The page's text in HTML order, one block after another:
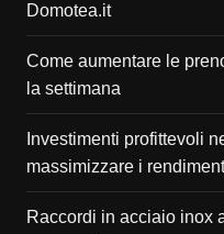
Domotea.it
Come aumentare le
la settimana
Investimenti profittevoli
massimizzare i
Raccordi in acciaio inox